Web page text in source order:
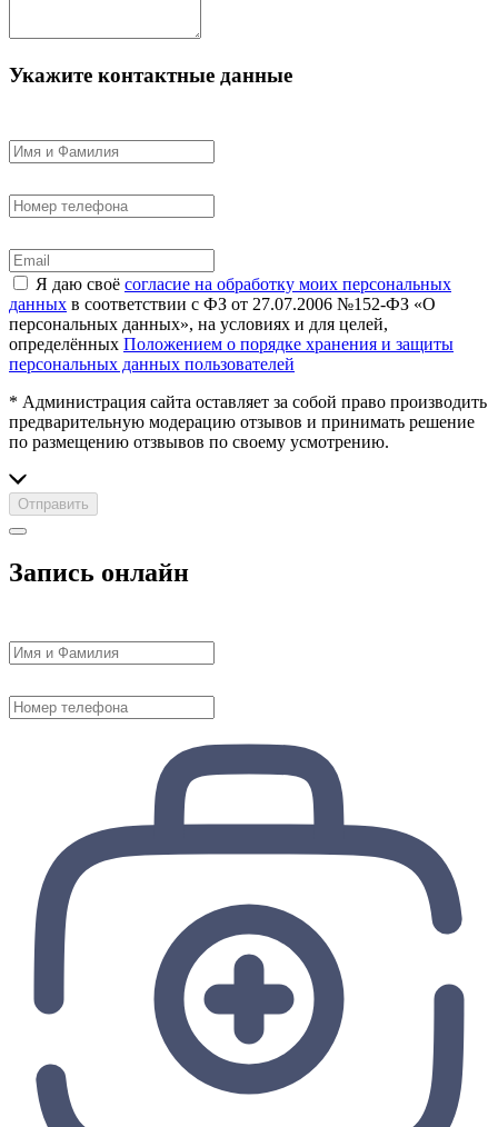
Укажите контактные данные
Я даю своё согласие на обработку моих персональных
данных в соответствии с ФЗ от 27.07.2006 №152-ФЗ «О
персональных данных», на условиях и для целей,
определённых Положением о порядке хранения и защиты
персональных данных пользователей
* Администрация сайта оставляет за собой право производить
предварительную модерацию отзывов и принимать решение
по размещению отзвывов по своему усмотрению.
Отправить
Запись онлайн